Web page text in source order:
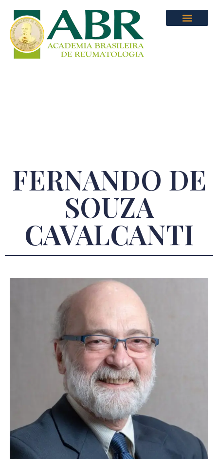
FERNANDO DE
SOUZA
CAVALCANTI